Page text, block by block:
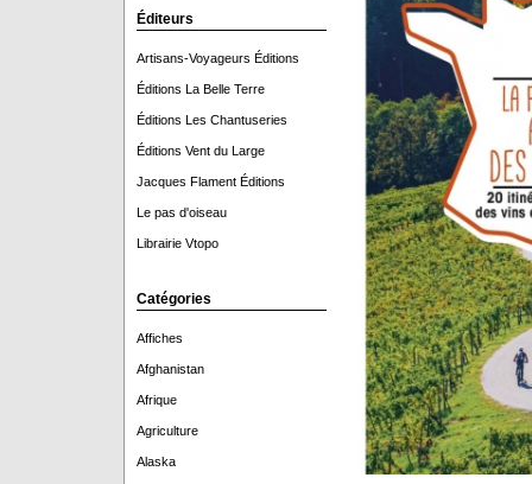
Éditeurs
Artisans-Voyageurs Éditions
Éditions La Belle Terre
Éditions Les Chantuseries
Éditions Vent du Large
Jacques Flament Éditions
Le pas d'oiseau
Librairie Vtopo
Catégories
Affiches
Afghanistan
Afrique
Agriculture
Alaska